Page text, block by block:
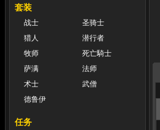
套装
战士
圣骑士
猎人
潜行者
牧师
死亡騎士
萨满
法师
术士
武僧
德鲁伊
任务